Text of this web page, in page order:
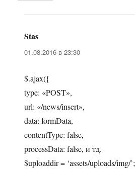
Stas
01.08.2016 в 23:30
$.ajax({
type: «POST»,
url: «/news/insert»,
data: formData,
contentType: false,
processData: false, и тд.
$uploaddir = ‘assets/uploads/img/’;